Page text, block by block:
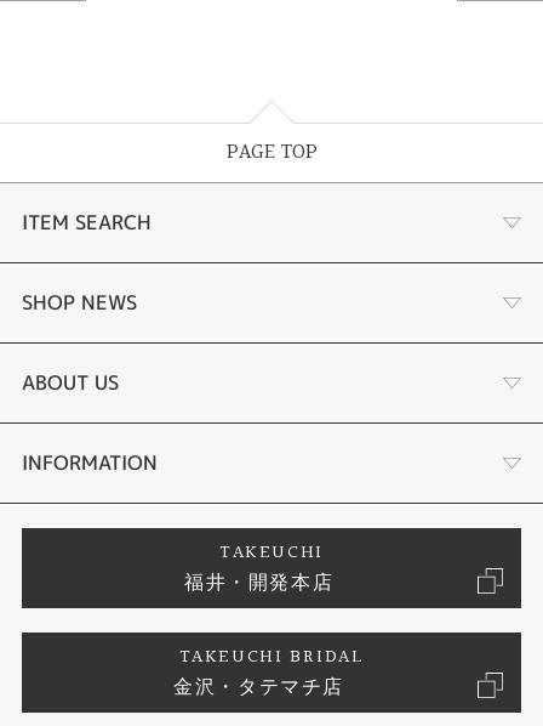
針退避機能（針が液晶表示と重なって見づらいときは、針を液晶表示の上か
ら一時的に退避させることができます）
（ホノルル）、（アンカレジ）、バンクーバー、ロサンゼルス、エドモント
セントジョンズ／ アメリカの標準電波WWVB
ム、アテネ、（モスクワ）／ イギリスの標準電波MSF・ドイツの標準電波D
電波受信機能：自動受信（最大6回／日、中国電波は最大5回／日）／手動受
＜日本＞ 受信電波：JJY、周波数：40kHz／60kHz（福島／九州両局対応モ
＜ヨーロッパ地域＞受信電波：MSF／DCF77、周波数：60kHz／77.5kHz
＜中国＞ 受信電波：BPC、周波数：68.5kHz
＊ ホームタイム設定を受信可能な都市に設定すると、都市に合わせた局を受
信します。尚、時差は選択した都市によって設定されます。
PAGE TOP
ITEM SEARCH
婚約指輪
結婚指輪
セットリング
婚約ネックレス
エタニティリング
SHOP NEWS
ふくい時計宝石修理研究所
タケウチのこだわり
プロポーズサポート
ブランドリスト
ジュエリーリフォーム
ABOUT US
会社概要
お客様の声
INFORMATION
プライバシーポリシー
TAKEUCHI
福井・開発本店
TAKEUCHI BRIDAL
金沢・タテマチ店